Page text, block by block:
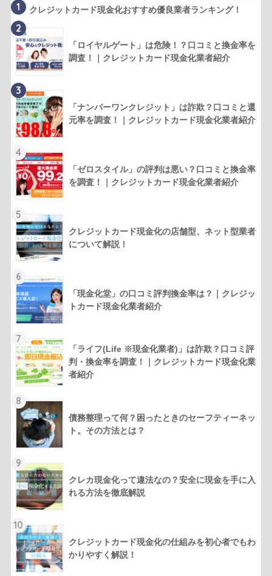
1 クレジットカード現金化おすすめ優良業者ランキング！
2
「ロイヤルゲート」は危険！？口コミと換金率を
調査！｜クレジットカード現金化業者紹介
3
「ナンバーワンクレジット」は詐欺？口コミと還
元率を調査！｜クレジットカード現金化業者紹介
4
「ゼロスタイル」の評判は悪い？口コミと換金率
を調査！｜クレジットカード現金化業者紹介
5
クレジットカード現金化の店舗型、ネット型業者
について解説！
6
「現金化堂」の口コミ評判換金率は？｜クレジッ
トカード現金化業者紹介
7
「ライフ(Life ※現金化業者)」は詐欺？口コミ評
判・換金率を調査！｜クレジットカード現金化業
者紹介
8
債務整理って何？困ったときのセーフティーネッ
ト。その方法とは？
9
クレカ現金化って違法なの？安全に現金を手に入
れる方法を徹底解説
10
クレジットカード現金化の仕組みを初心者でもわ
かりやすく解説！